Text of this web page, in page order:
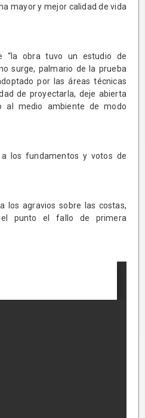
mayor y mejor calidad de vida
“la obra tuvo un estudio de
surge, palmario de la prueba
por las áreas técnicas
de proyectarla, deje abierta
al medio ambiente de modo
los fundamentos y votos de
los agravios sobre las costas,
el punto el fallo de primera